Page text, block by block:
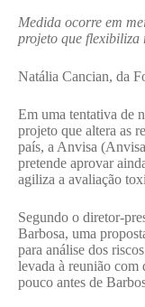
Medida ocorre em
projeto que flexibiliza
Natália Cancian, da
Em uma tentativa de
projeto que altera as
país, a Anvisa
pretende aprovar
agiliza a avaliação
Segundo o diretor-
Barbosa, uma
para análise dos
levada à reunião com
pouco antes de